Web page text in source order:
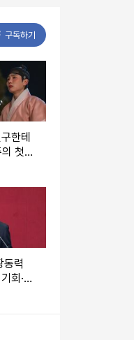
구독하기
한테
첫날
동력
회·결